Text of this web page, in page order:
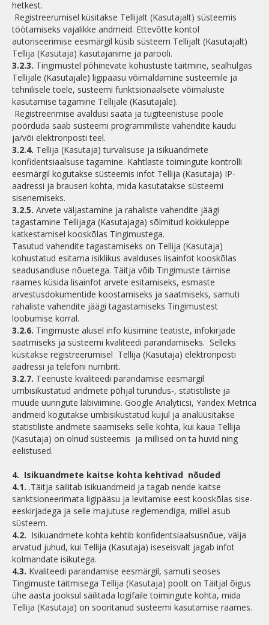
hetkest.
Registreerumisel küsitakse Tellijalt (Kasutajalt) süsteemis
töötamiseks vajalikke andmeid. Ettevõtte kontol
autoriseerimise eesmärgil küsib süsteem Tellijalt (Kasutajalt)
Tellija (Kasutaja) kasutajanime ja parooli.
3.2.3. Tingimustel põhinevate kohustuste täitmine, sealhulgas
Tellijale (Kasutajale) ligipääsu võimaldamine süsteemile ja
tehnilisele toele, süsteemi funktsionaalsete võimaluste
kasutamise tagamine Tellijale (Kasutajale).
Registreerimise avaldusi saata ja tugiteenistuse poole
pöörduda saab süsteemi programmiliste vahendite kaudu
ja/või elektronposti teel.
3.2.4. Tellija (Kasutaja) turvalisuse ja isikuandmete
konfidentsiaalsuse tagamine. Kahtlaste toimingute kontrolli
eesmärgil kogutakse süsteemis infot Tellija (Kasutaja) IP-
aadressi ja brauseri kohta, mida kasutatakse süsteemi
sisenemiseks.
3.2.5. Arvete väljastamine ja rahaliste vahendite jäägi
tagastamine Tellijaga (Kasutajaga) sõlmitud kokkuleppe
katkestamisel kooskõlas Tingimustega.
Tasutud vahendite tagastamiseks on Tellija (Kasutaja)
kohustatud esitama isiklikus avalduses lisainfot kooskõlas
seadusandluse nõuetega. Täitja võib Tingimuste täimise
raames küsida lisainfot arvete esitamiseks, esmaste
arvestusdokumentide koostamiseks ja saatmiseks, samuti
rahaliste vahendite jäägi tagastamiseks Tingimustest
loobumise korral.
3.2.6. Tingimuste alusel info küsimine teatiste, infokirjade
saatmiseks ja süsteemi kvaliteedi parandamiseks. Selleks
küsitakse registreerumisel Tellija (Kasutaja) elektronposti
aadressi ja telefoni numbrit.
3.2.7. Teenuste kvaliteedi parandamise eesmärgil
umbisikustatud andmete põhjal turundus-, statistiliste ja
muude uuringute läbiviimine. Google Analyticsi, Yandex Metrica
andmeid kogutakse umbisikustatud kujul ja analüüsitakse
statistiliste andmete saamiseks selle kohta, kui kaua Tellija
(Kasutaja) on olnud süsteemis ja millised on ta huvid ning
eelistused.
4. Isikuandmete kaitse kohta kehtivad nõuded
4.1. .Täitja säilitab isikuandmeid ja tagab nende kaitse
sanktsioneerimata ligipääsu ja levitamise eest kooskõlas sise-
eeskirjadega ja selle majutuse reglemendiga, millel asub
süsteem.
4.2. Isikuandmete kohta kehtib konfidentsiaalsusnõue, välja
arvatud juhud, kui Tellija (Kasutaja) iseseisvalt jagab infot
kolmandate isikutega.
4.3. Kvaliteedi parandamise eesmärgil, samuti seoses
Tingimuste täitmisega Tellija (Kasutaja) poolt on Täitjal õigus
ühe aasta jooksul säilitada logifaile toimingute kohta, mida
Tellija (Kasutaja) on sooritanud süsteemi kasutamise raames.